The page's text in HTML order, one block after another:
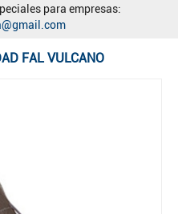
para empresas:
FAL VULCANO